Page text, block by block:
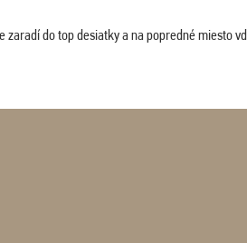
do top desiatky a na popredné miesto